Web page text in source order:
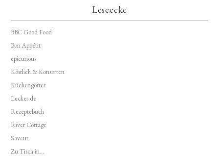
Leseecke
BBC Good Food
Bon Appétit
epicurious
Köstlich & Konsorten
Küchengötter
Lecker.de
Rezeptebuch
River Cottage
Saveur
Zu Tisch in...